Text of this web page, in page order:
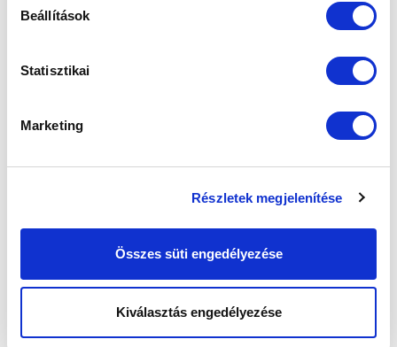
Beállítások
Statisztikai
Marketing
Részletek megjelenítése
Összes süti engedélyezése
Kiválasztás engedélyezése